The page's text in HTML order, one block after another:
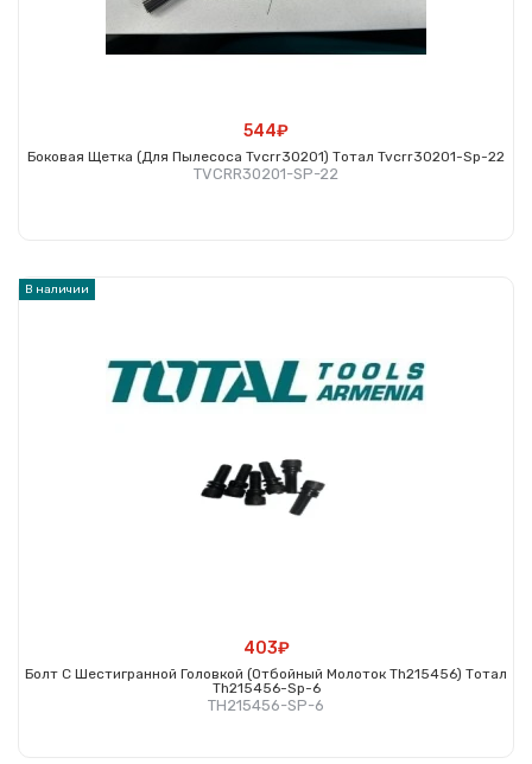
544₽
Боковая Щетка (для Пылесоса Tvcrr30201) Тотал Tvcrr30201-Sp-22
TVCRR30201-SP-22
В наличии
403₽
Болт С Шестигранной Головкой (отбойный Молоток Th215456) Тотал
Th215456-Sp-6
TH215456-SP-6